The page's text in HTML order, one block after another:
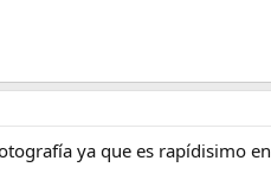
ya que es rapídisimo en